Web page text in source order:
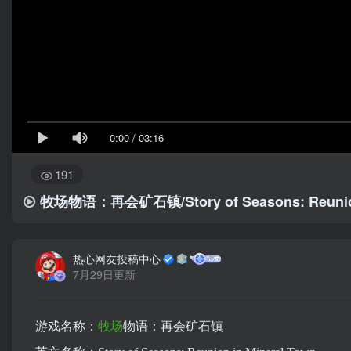
0:00 / 03:16
191
牧场物语：再会矿石镇/Story of Seasons:
热心网友投稿中心
7月29日更新
游戏名称： 牧场物语：再会矿石镇